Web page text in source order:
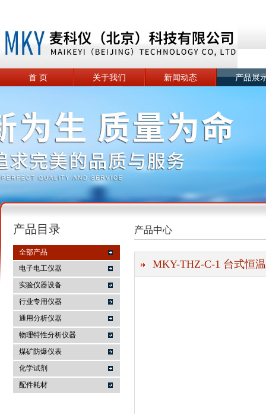
麦科仪（北京）科技有限公司
首 页 关于我们 新闻动态 产品展
产品目录
全部产品
电子电工仪器
实验仪器设备
行业专用仪器
通用分析仪器
物理特性分析仪器
煤矿防爆仪表
化学试剂
配件耗材
产品中心
MKY-THZ-C-1 台式恒